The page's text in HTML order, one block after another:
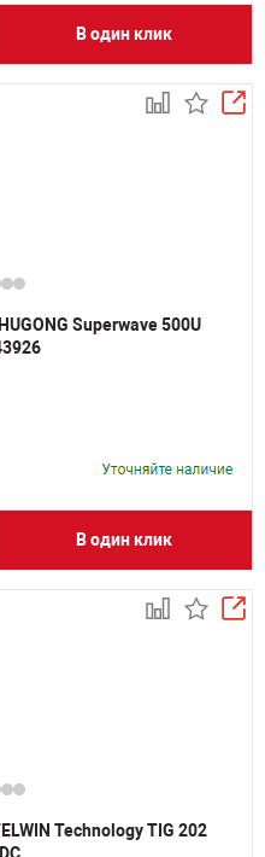
В один клик
Superwave 500U
В один клик
Technology TIG 202